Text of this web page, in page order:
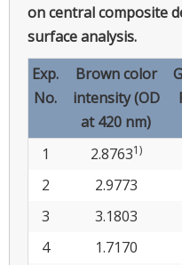
on central composite
surface analysis.
Exp.
No.
Brown color
intensity (OD
at 420 nm)
1 2.87631)
2
2.9773
3
3.1803
4
1.7170